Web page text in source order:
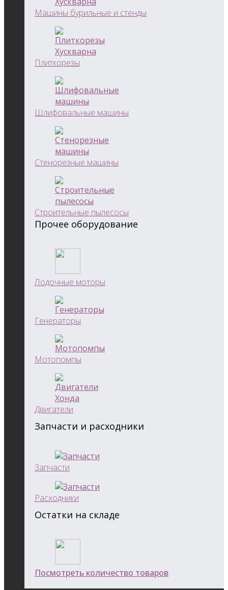
Машины бурильные и стенды
Плиткорезы
Шлифовальные машины
Стенорезные машины
Строительные пылесосы
Прочее оборудование
Лодочные моторы
Генераторы
Мотопомпы
Двигатели
Запчасти и расходники
Запчасти
Расходники
Остатки на складе
Посмотреть количество товаров